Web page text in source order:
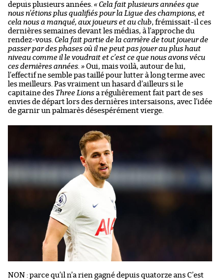
depuis plusieurs années. « Cela fait plusieurs années que
nous n’étions plus qualifiés pour la Ligue des champions, et
cela nous a manqué, aux joueurs et au club, frémissait-il ces
dernières semaines devant les médias, à l’approche du
rendez-vous. Cela fait partie de la carrière de tout joueur de
passer par des phases où il ne peut pas jouer au plus haut
niveau comme il le voudrait et c’est ce que nous avons vécu
ces dernières années. » Oui, mais voilà, autour de lui,
l’effectif ne semble pas taillé pour lutter à long terme avec
les meilleurs. Pas vraiment un hasard d’ailleurs si le
capitaine des Three Lions a régulièrement fait part de ses
envies de départ lors des dernières intersaisons, avec l’idée
de garnir un palmarès désespérément vierge.
NON : parce qu’il n’a rien gagné depuis quatorze ans C’est